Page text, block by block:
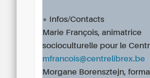
* Infos/Contacts
Marie François, animatrice
socioculturelle pour le
mfrancois@centrelibrex.be
Morgane Borensztejn,